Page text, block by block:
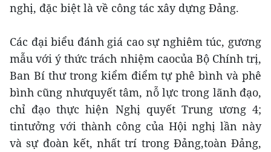
nghị, đặc biệt là về công tác xây dựng Đảng.
Các đại biểu đánh giá cao sự nghiêm túc, gương
mẫu với ý thức trách nhiệm caocủa Bộ Chính trị,
Ban Bí thư trong kiểm điểm tự phê bình và phê
bình cũng nhưquyết tâm, nỗ lực trong lãnh đạo,
chỉ đạo thực hiện Nghị quyết Trung ương 4;
tintưởng với thành công của Hội nghị lần này
và sự đoàn kết, nhất trí trong Đảng,toàn Đảng,